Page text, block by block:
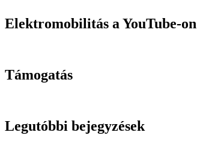
Elektromobilitás a YouTube-on
Támogatás
Legutóbbi bejegyzések